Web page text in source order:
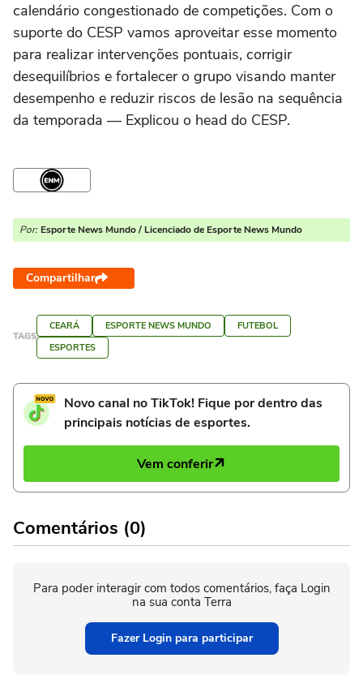
calendário congestionado de competições. Com o
suporte do CESP vamos aproveitar esse momento
para realizar intervenções pontuais, corrigir
desequilíbrios e fortalecer o grupo visando manter
desempenho e reduzir riscos de lesão na sequência
da temporada — Explicou o head do CESP.
Por: Esporte News Mundo / Licenciado de Esporte News Mundo
Compartilhar
TAGS
CEARÁ ESPORTE NEWS MUNDO
FUTEBOL
ESPORTES
Novo canal no TikTok! Fique por dentro das
principais notícias de esportes.
Vem conferir
Comentários (0)
Para poder interagir com todos comentários, faça Login
na sua conta Terra
Fazer Login para participar